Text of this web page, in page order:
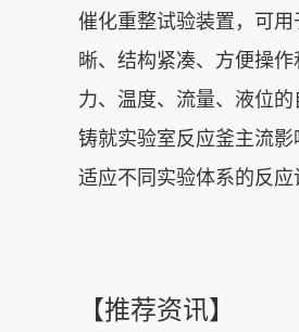
催化重整试验装置，可
晰、结构紧凑、方便操
力、温度、流量、液位的
铸就实验室反应釜主流
适应不同实验体系的反应
【推荐资讯】